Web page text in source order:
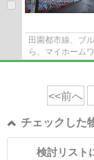
田園都市線、ブ
ら、マイホーム
望に合うお部屋
<<前へ
チェックした
検討リスト